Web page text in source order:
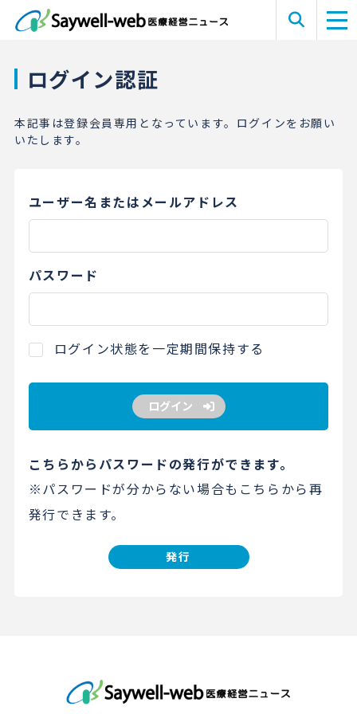
ログイン認証
本記事は登録会員専用となっています。ログインをお願い
いたします。
ユーザー名またはメールアドレス
パスワード
ログイン状態を一定期間保持する
ログイン
こちらからパスワードの発行ができます。
※パスワードが分からない場合もこちらから再
発行できます。
発行